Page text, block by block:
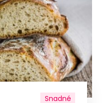
Snadné